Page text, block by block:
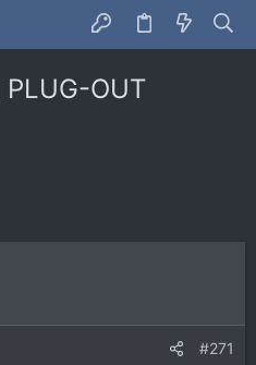
PLUG-OUT
#271